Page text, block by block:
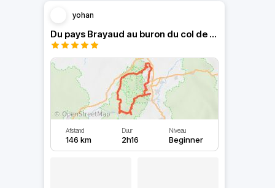
yohan
Du pays Brayaud au buron du col de la Croix Morand
Afstand
146 km
Duur
2h16
Niveau
Beginner